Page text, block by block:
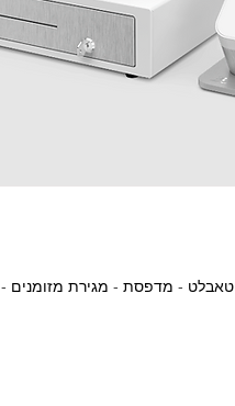
טאבלט - מדפסת - מגירת מזומנים - Wifi - ערכת התחלה